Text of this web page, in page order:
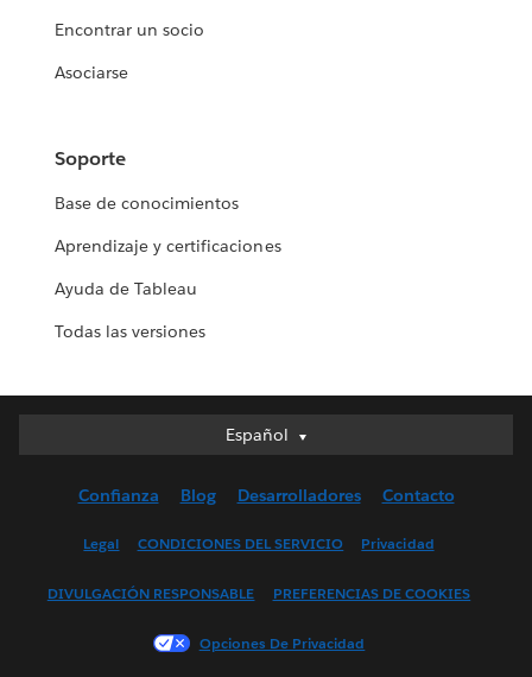
Encontrar un socio
Asociarse
Soporte
Base de conocimientos
Aprendizaje y certificaciones
Ayuda de Tableau
Todas las versiones
Español
Español
English (UK)
Français (France)
Confianza Blog Desarrolladores Contacto
Legal CONDICIONES DEL SERVICIO Privacidad
DIVULGACIÓN RESPONSABLE PREFERENCIAS DE COOKIES
Opciones De Privacidad